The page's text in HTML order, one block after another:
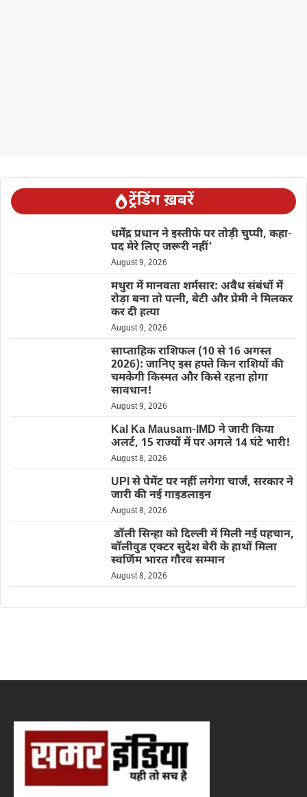
ट्रेंडिंग ख़बरें
धर्मेंद्र प्रधान ने इस्तीफे पर तोड़ी चुप्पी, कहा-
पद मेरे लिए जरूरी नहीं’
August 9, 2026
मथुरा में मानवता शर्मसार: अवैध संबंधों में
रोड़ा बना तो पत्नी, बेटी और प्रेमी ने मिलकर
कर दी हत्या
August 9, 2026
साप्ताहिक राशिफल (10 से 16 अगस्त
2026): जानिए इस हफ्ते किन राशियों की
चमकेगी किस्मत और किसे रहना होगा
सावधान!
August 9, 2026
Kal Ka Mausam-IMD ने जारी किया
अलर्ट, 15 राज्यों में पर अगले 14 घंटे भारी!
August 8, 2026
UPI से पेमेंट पर नहीं लगेगा चार्ज, सरकार ने
जारी की नई गाइडलाइन
August 8, 2026
डॉली सिन्हा को दिल्ली में मिली नई पहचान,
बॉलीवुड एक्टर सुदेश बेरी के हाथों मिला
स्वर्णिम भारत गौरव सम्मान
August 8, 2026